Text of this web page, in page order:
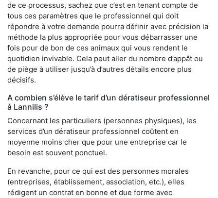
de ce processus, sachez que c’est en tenant compte de
tous ces paramètres que le professionnel qui doit
répondre à votre demande pourra définir avec précision la
méthode la plus appropriée pour vous débarrasser une
fois pour de bon de ces animaux qui vous rendent le
quotidien invivable. Cela peut aller du nombre d’appât ou
de piège à utiliser jusqu’à d’autres détails encore plus
décisifs.
A combien s’élève le tarif d’un dératiseur professionnel
à Lannilis ?
Concernant les particuliers (personnes physiques), les
services d’un dératiseur professionnel coûtent en
moyenne moins cher que pour une entreprise car le
besoin est souvent ponctuel.
En revanche, pour ce qui est des personnes morales
(entreprises, établissement, association, etc.), elles
rédigent un contrat en bonne et due forme avec